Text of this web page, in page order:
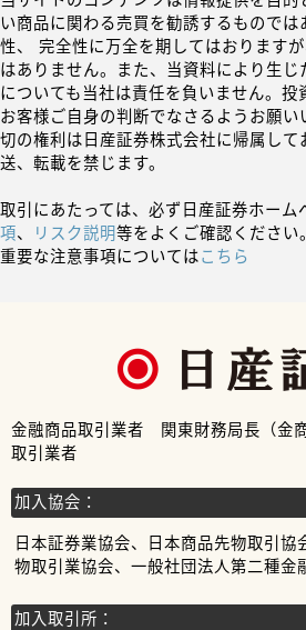
い商品に関わる売買を勧誘するもので
性、 完全性に万全を期してはおります
はありません。また、当資料により生
についても当社は責任を負いません。投
お客様ご自身の判断でなさるようお願
切の権利は日産証券株式会社に帰属して
送、転載を禁じます。
取引にあたっては、必ず日産証券ホーム
項、 リスク説明等をよくご確認ください。
重要な注意事項についてはこちら
金融商品取引業者 関東財務局長（金
取引業者
加入協会：
日本証券業協会、日本商品先物取引協
物取引業協会、一般社団法人第二種金
加入取引所：